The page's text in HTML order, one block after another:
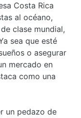
Costa Rica
al océano,
clase mundial,
sea que esté
o asegurar
mercado en
como una
un pedazo de